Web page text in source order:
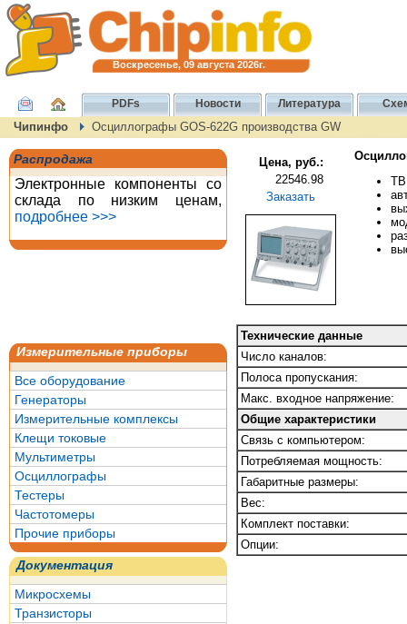
Воскресенье, 09 августа 2026г.
PDFs Новости Литература
Чипинфо Осциллографы GOS-622G производства GW
Распродажа
Электронные компоненты со
склада по низким ценам,
подробнее >>>
Измерительные приборы
Все оборудование
Генераторы
Измерительные комплексы
Клещи токовые
Мультиметры
Осциллографы
Тестеры
Частотомеры
Прочие приборы
Документация
Микросхемы
Транзисторы
Цена, руб.:
22546.98
Заказать
ТВ
Технические данные
Число каналов:
Полоса пропускания:
Макс. входное напряжение:
Общие характеристики
Связь с компьютером:
Потребляемая мощность:
Габаритные размеры:
Вес:
Комплект поставки:
Опции: